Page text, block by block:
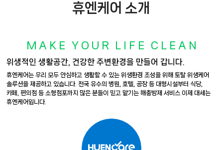
휴엔케어 소개
M A K E Y O U R F E C E A N
위생적인 생활공간, 건강한 주변환경을 만들어 갑니다.
휴엔케어는 우리 모두 안심하고 생활할 수 있는 위생환경 조성을 위해 토탈 위생케어
솔루션을 제공하고 있습니다. 전국 유수의 병원, 호텔, 공장 등 대형시설부터 식당,
카페, 편의점 등 소형점포까지 많은 분들이 믿고 맡기는 해충방제 서비스 이제 대세는
휴엔케어입니다.